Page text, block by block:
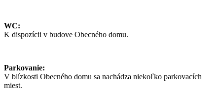
WC:
K dispozícii v budove Obecného domu.
Parkovanie:
V blízkosti Obecného domu sa nachádza niekoľko parkovacích
miest.